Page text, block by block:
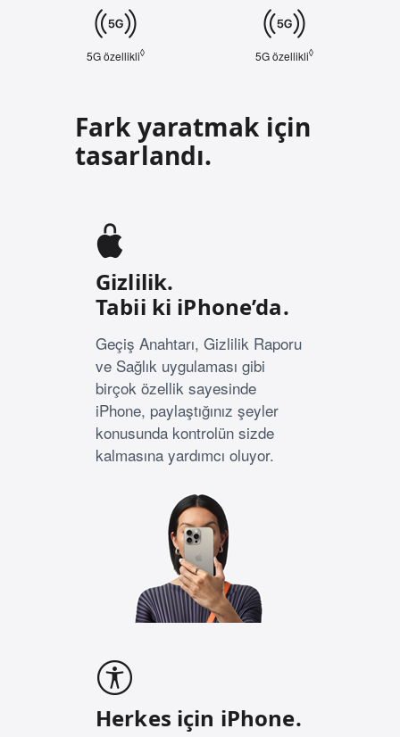
Cellular
5G özellikli◊ Yasal açıklama dipnotuna bakın
5G özellikli◊
Fark yaratmak için
tasarlandı.
Gizlilik.
Tabii ki iPhone’da.
Geçiş Anahtarı, Gizlilik Raporu
ve Sağlık uygulaması gibi
birçok özellik sayesinde
iPhone, paylaştığınız şeyler
konusunda kontrolün sizde
kalmasına yardımcı oluyor.
Herkes için iPhone.